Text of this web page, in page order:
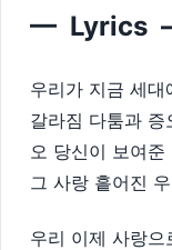
— Lyrics
우리가 지금 세
갈라짐 다툼과 증
오 당신이 보여
그 사랑 흩어진
우리 이제 사랑으